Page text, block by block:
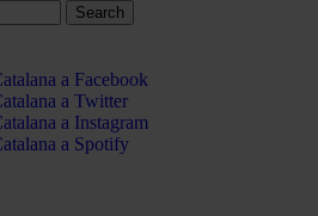
a Facebook
a Twitter
a Instagram
a Spotify